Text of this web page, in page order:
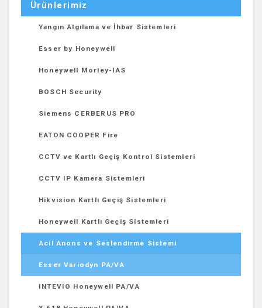
Ürünlerimiz
Yangın Algılama ve İhbar Sistemleri
Esser by Honeywell
Honeywell Morley-IAS
BOSCH Security
Siemens CERBERUS PRO
EATON COOPER Fire
CCTV ve Kartlı Geçiş Kontrol Sistemleri
CCTV IP Kamera Sistemleri
Hikvision Kartlı Geçiş Sistemleri
Honeywell Kartlı Geçiş Sistemleri
Acil Anons ve Seslendirme Sistemi
Esser Variodyn PA/VA
INTEVIO Honeywell PA/VA